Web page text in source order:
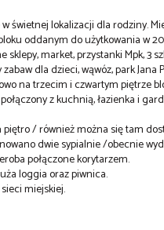
świetnej lokalizacji dla rodziny.
oddanym do użytkowania w
market, przystanki Mpk, 3
dla dzieci, wąwóz, park Jana
na trzecim i czwartym piętrze
z kuchnią, łazienka i
/ również można się tam
dwie sypialnie /obecnie
połączone korytarzem.
loggia oraz piwnica.
miejskiej.